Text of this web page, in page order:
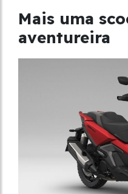
Mais uma
aventureira